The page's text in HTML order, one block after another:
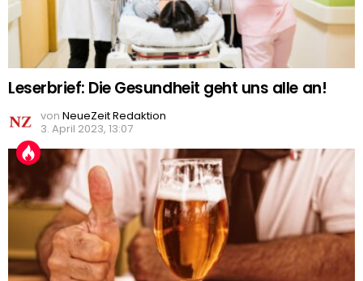
Leserbrief: Die Gesundheit geht uns alle an!
von NeueZeit Redaktion
3. April 2023, 13:07